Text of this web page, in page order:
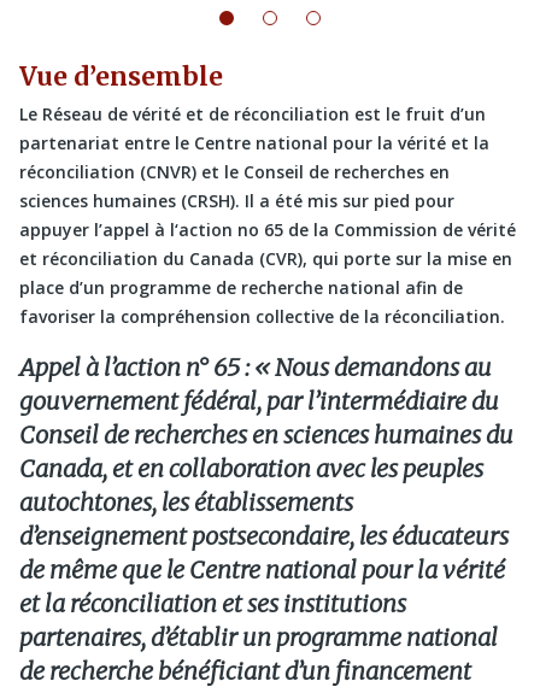
Vue d’ensemble
Le Réseau de vérité et de réconciliation est le fruit d’un
partenariat entre le Centre national pour la vérité et la
réconciliation (CNVR) et le Conseil de recherches en
sciences humaines (CRSH). Il a été mis sur pied pour
appuyer l’appel à l‘action no 65 de la Commission de vérité
et réconciliation du Canada (CVR), qui porte sur la mise en
place d’un programme de recherche national afin de
favoriser la compréhension collective de la réconciliation.
Appel à l’action n° 65 : « Nous demandons au
gouvernement fédéral, par l’intermédiaire du
Conseil de recherches en sciences humaines du
Canada, et en collaboration avec les peuples
autochtones, les établissements
d’enseignement postsecondaire, les éducateurs
de même que le Centre national pour la vérité
et la réconciliation et ses institutions
partenaires, d’établir un programme national
de recherche bénéficiant d’un financement